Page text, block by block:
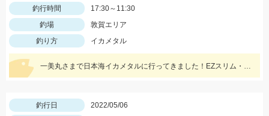
釣行時間
17:30～11:30
釣場
敦賀エリア
釣り方
イカメタル
一美丸さまで日本海イカメタルに行ってきました！EZスリム・スイスイドロッパーで大剣・パラソルマイカ＆良型ヤリイカGET！
釣行日
2022/05/06